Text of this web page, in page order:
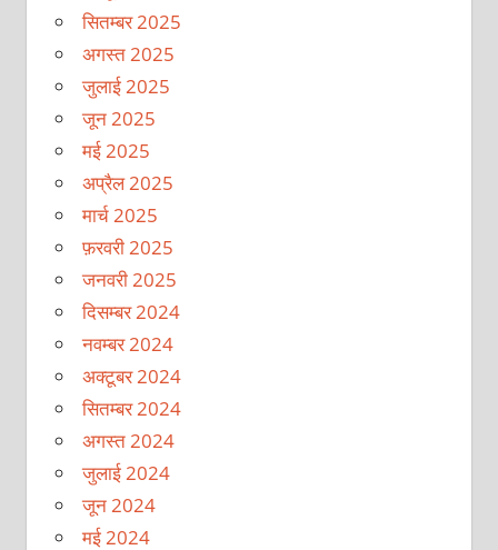
सितम्बर 2025
अगस्त 2025
जुलाई 2025
जून 2025
मई 2025
अप्रैल 2025
मार्च 2025
फ़रवरी 2025
जनवरी 2025
दिसम्बर 2024
नवम्बर 2024
अक्टूबर 2024
सितम्बर 2024
अगस्त 2024
जुलाई 2024
जून 2024
मई 2024